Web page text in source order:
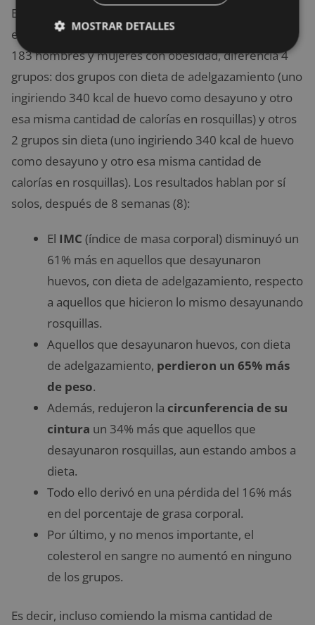
Este estudio sugería estudiar en mayor profundidad
este hecho y, 3 años después, un nuevo estudio en
183 hombres y mujeres con obesidad, diferencia 4
grupos: dos grupos con dieta de adelgazamiento (uno
ingiriendo 340 kcal de huevo como desayuno y otro
esa misma cantidad de calorías en rosquillas) y otros
2 grupos sin dieta (uno ingiriendo 340 kcal de huevo
como desayuno y otro esa misma cantidad de
calorías en rosquillas). Los resultados hablan por sí
solos, después de 8 semanas (8):
El IMC (índice de masa corporal) disminuyó un
61% más en aquellos que desayunaron
huevos, con dieta de adelgazamiento, respecto
a aquellos que hicieron lo mismo desayunando
rosquillas.
Aquellos que desayunaron huevos, con dieta
de adelgazamiento, perdieron un 65% más
de peso.
Además, redujeron la circunferencia de su
cintura un 34% más que aquellos que
desayunaron rosquillas, aun estando ambos a
dieta.
Todo ello derivó en una pérdida del 16% más
en del porcentaje de grasa corporal.
Por último, y no menos importante, el
colesterol en sangre no aumentó en ninguno
de los grupos.
Es decir, incluso comiendo la misma cantidad de
MOSTRAR DETALLES